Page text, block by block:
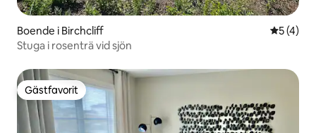
Boende i Birchcliff 5 av 5 i
5 (4)
Stuga i rosenträ vid sjön
Gästfavorit
Gästfavorit